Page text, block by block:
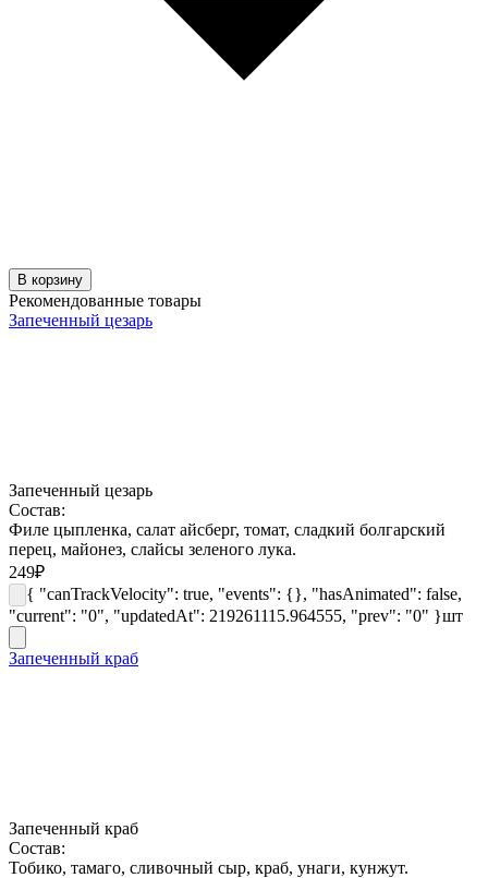
В корзину
Рекомендованные товары
Запеченный цезарь
Запеченный цезарь
Состав:
Филе цыпленка, салат айсберг, томат, сладкий болгарский
перец, майонез, слайсы зеленого лука.
249₽
{ "canTrackVelocity": true, "events": {}, "hasAnimated": false,
"current": "0", "updatedAt": 219261115.964555, "prev": "0" }шт
Запеченный краб
Запеченный краб
Состав:
Тобико, тамаго, сливочный сыр, краб, унаги, кунжут.